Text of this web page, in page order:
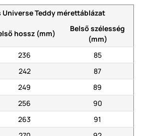
Universe Teddy mérettáblázat
hossz (mm)
Belső szélesség
(mm)
236
85
242
87
249
89
256
90
263
91